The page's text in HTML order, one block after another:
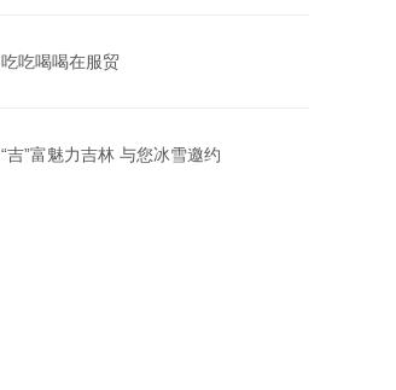
吃吃喝喝在服贸
“吉”富魅力吉林 与您冰雪邀约